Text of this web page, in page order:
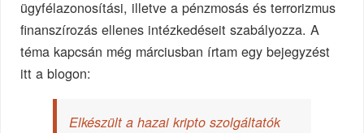
ügyfélazonosítási, illetve a pénzmosás és terrorizmus
finanszírozás ellenes intézkedéseit szabályozza. A
téma kapcsán még márciusban írtam egy bejegyzést
itt a blogon:
Elkészült a hazai kripto szolgáltatók